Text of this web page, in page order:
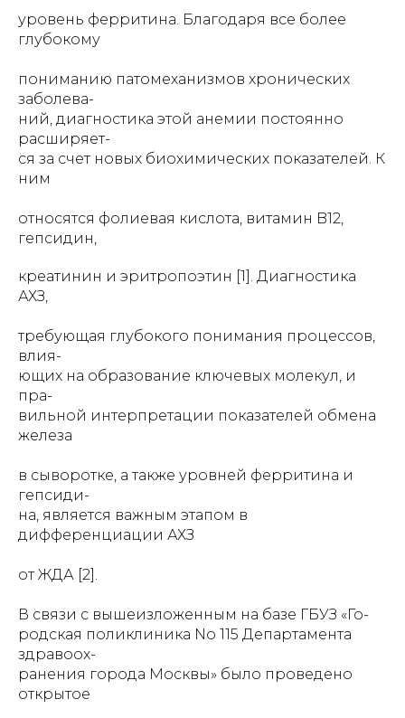
уровень ферритина. Благодаря все более
глубокому
пониманию патомеханизмов хронических
заболева-
ний, диагностика этой анемии постоянно
расширяет-
ся за счет новых биохимических показателей. К
ним
относятся фолиевая кислота, витамин B12,
гепсидин,
креатинин и эритропоэтин [1]. Диагностика
АХЗ,
требующая глубокого понимания процессов,
влия-
ющих на образование ключевых молекул, и
пра-
вильной интерпретации показателей обмена
железа
в сыворотке, а также уровней ферритина и
гепсиди-
на, является важным этапом в
дифференциации АХЗ
от ЖДА [2].
В связи с вышеизложенным на базе ГБУЗ «Го-
родская поликлиника No 115 Департамента
здравоох-
ранения города Москвы» было проведено
открытое